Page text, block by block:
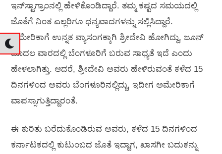
ಇನ್‍ಸ್ಟಾಗ್ರಾಂನಲ್ಲಿ ಹೇಳಿಕೊಂಡಿದ್ದಾರೆ. ತಮ್ಮ ಕಷ್ಟದ ಸಮಯದಲ್ಲಿ
ಜೊತೆಗೆ ನಿಂತ ಎಲ್ಲರಿಗೂ ಧನ್ಯವಾದಗಳನ್ನು ಸಲ್ಲಿಸಿದ್ದಾರೆ.
ಅಮೇರಿಕಾಗೆ ಉನ್ನತ ವ್ಯಾಸಂಗಕ್ಕಾಗಿ ಶ್ರೀದೇವಿ ಹೋಗಿದ್ದು, ಜೂನ್‍
ಮೊದಲ ವಾರದಲ್ಲಿ ಬೆಂಗಳೂರಿಗೆ ಬರುವ ಸಾಧ್ಯತೆ ಇದೆ ಎಂದು
ಹೇಳಲಾಗಿತ್ತು. ಆದರೆ, ಶ್ರೀದೇವಿ ಅವರು ಹೇಳಿರುವಂತೆ ಕಳೆದ 15
ದಿನಗಳಿಂದ ಅವರು ಬೆಂಗಳೂರಿನಲ್ಲಿದ್ದು, ಇದೀಗ ಅಮೇರಿಕಾಗೆ
ವಾಪಸ್ಸಾಗುತ್ತಿದ್ದಾರಂತೆ.
ಈ ಕುರಿತು ಬರೆದುಕೊಂಡಿರುವ ಅವರು, ಕಳೆದ 15 ದಿನಗಳಿಂದ
ಕರ್ನಾಟಕದಲ್ಲಿ ಕುಟುಂಬದ ಜೊತೆ ಇದ್ದಾಗ, ಖಾಸಗೀ ಬದುಕನ್ನು